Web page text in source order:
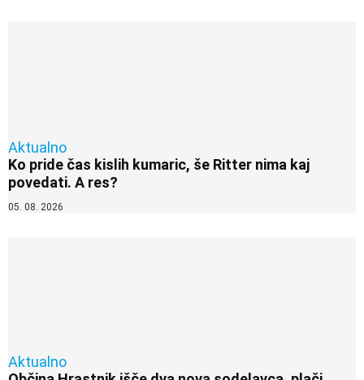
Aktualno
Ko pride čas kislih kumaric, še Ritter nima kaj
povedati. A res?
05. 08. 2026
Aktualno